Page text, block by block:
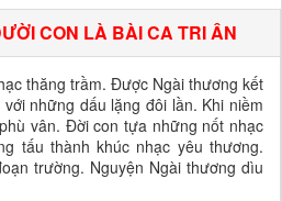
CON LÀ BÀI CA TRI ÂN
thăng trầm. Được Ngài thương kết
những dấu lặng đôi lần. Khi niềm
vân. Đời con tựa những nốt nhạc
tấu thành khúc nhạc yêu thương.
trường. Nguyện Ngài thương dìu